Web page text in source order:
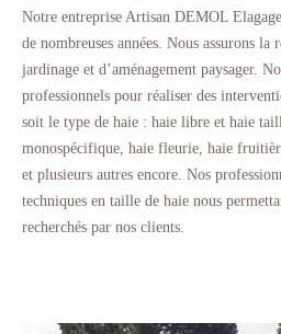
Notre entreprise Artisan DEMOL
de nombreuses années. Nous assurons la
jardinage et d’aménagement paysager.
professionnels pour réaliser des
soit le type de haie : haie libre et haie
monospécifique, haie fleurie, haie
et plusieurs autres encore. Nos
techniques en taille de haie nous
recherchés par nos clients.